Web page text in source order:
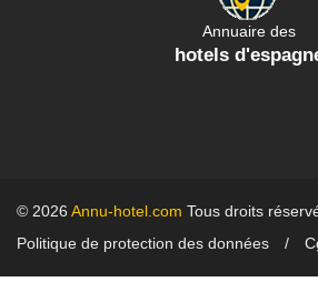
Annuaire des
hotels
© 2026 Annu-hotel.com Tous droits
Politique de protection des données